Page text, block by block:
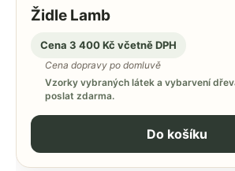
Židle Lamb
Cena 3 400 Kč včetně DPH
Cena dopravy po domluvě
Vzorky vybraných látek a vybarvení
poslat zdarma.
Do košíku